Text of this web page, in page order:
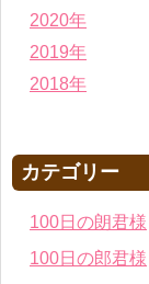
2020年
2019年
2018年
カテゴリー
100日の朗君様
100日の郎君様